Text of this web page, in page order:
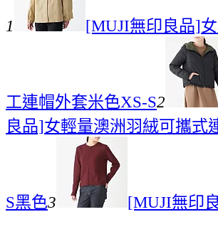
1 [MUJI無印良品]
工連帽外套米色XS-S2
良品]女輕量澳洲羽絨可攜式
S黑色3 [MUJI無印